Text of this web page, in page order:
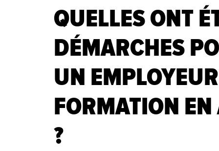
QUELLES ONT
DÉMARCHES
UN
FORMATION EN
?